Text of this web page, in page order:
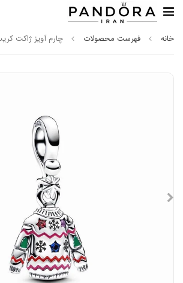
خانه فهرست محصولات چارم آویز ژاکت